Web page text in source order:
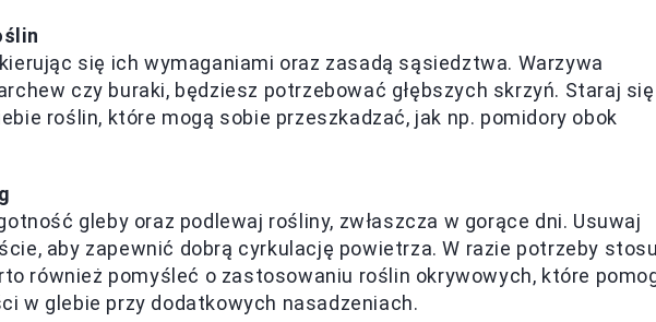
się ich wymaganiami oraz zasadą sąsiedztwa. Warzywa
czy buraki, będziesz potrzebować głębszych skrzyń. Staraj się
roślin, które mogą sobie przeszkadzać, jak np. pomidory obok
gleby oraz podlewaj rośliny, zwłaszcza w gorące dni. Usuwaj
aby zapewnić dobrą cyrkulację powietrza. W razie potrzeby
również pomyśleć o zastosowaniu roślin okrywowych, które
w glebie przy dodatkowych nasadzeniach.